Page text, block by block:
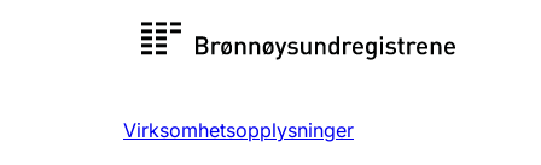
Registersøk
Virksomhetsopplysninger